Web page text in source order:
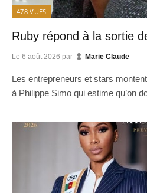
478 VUES
Ruby répond à la sortie
Le 6 août 2026 par Marie Claude
Les entrepreneurs et stars
à Philippe Simo qui estime qu’on